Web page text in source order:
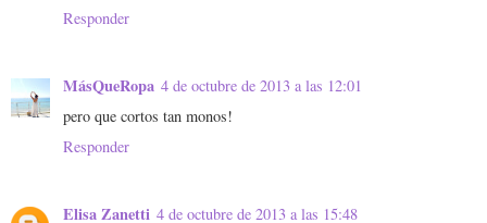
Responder
MásQueRopa 4 de octubre de 2013 a las 12:01
pero que cortos tan monos!
Responder
Elisa Zanetti 4 de octubre de 2013 a las 15:48